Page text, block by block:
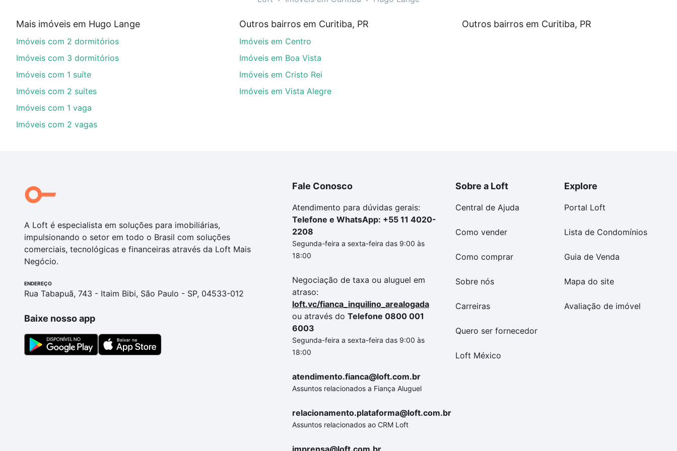
Aqui na Loft temos a oferta ideal para você, com Imóveis à venda em Hugo Lange, Curitiba, PR que custam a partir de R$ 0 e com nossas opções de financiamento
imobiliário as parcelas podem se adequar ao seu orçamento. Se ainda tem alguma dúvida dos custos envolvidos no processo de compra, veja em nosso portal
custa comprar um apartamento
e conte com a gente para comprar o imóvel dos seus sonhos com segurança e conforto. Loft, com você até as chaves.
Mais imóveis em Hugo Lange
Imóveis com 2 dormitórios
Imóveis com 3 dormitórios
Imóveis com 1 suíte
Imóveis com 2 suítes
Imóveis com 1 vaga
Imóveis com 2 vagas
Outros bairros em Curitiba, PR
Imóveis em Centro
Imóveis em Boa Vista
Imóveis em Cristo Rei
Imóveis em Vista Alegre
Outros bairros em Curitiba, PR
A Loft é especialista em soluções para imobiliárias,
impulsionando o setor em todo o Brasil com soluções
comerciais, tecnológicas e financeiras através da Loft Mais
Negócio.
ENDEREÇO
Rua Tabapuã, 743 - Itaim Bibi, São Paulo - SP, 04533-012
Baixe nosso app
Fale Conosco
Atendimento para dúvidas gerais:
Telefone e WhatsApp: +55 11 4020-
2208
Segunda-feira a sexta-feira das 9:00 às
18:00
Negociação de taxa ou aluguel em
atraso:
loft.vc/fianca_inquilino_arealogada
ou através do Telefone 0800 001
6003
Segunda-feira a sexta-feira das 9:00 às
18:00
atendimento.fianca@loft.com.br
Assuntos relacionados a Fiança Aluguel
relacionamento.plataforma@loft.com.br
Assuntos relacionados ao CRM Loft
imprensa@loft.com.br
Sobre a Loft
Central de Ajuda
Como vender
Como comprar
Sobre nós
Carreiras
Quero ser fornecedor
Loft México
Explore
Portal Loft
Lista de Condomínios
Guia de Venda
Mapa do site
Avaliação de imóvel